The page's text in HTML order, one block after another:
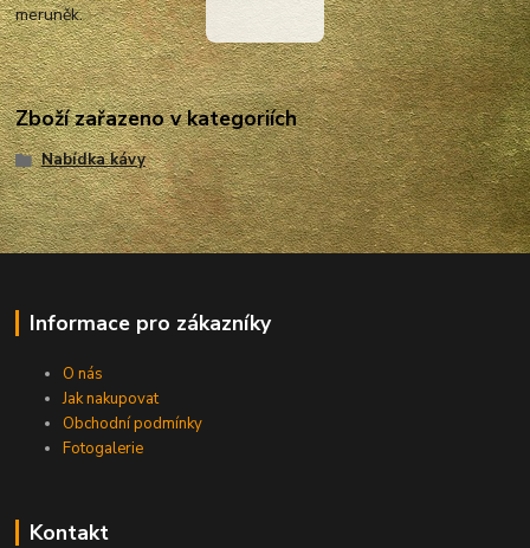
meruněk.
Zboží zařazeno v kategoriích
Nabídka kávy
Informace pro zákazníky
O nás
Jak nakupovat
Obchodní podmínky
Fotogalerie
Kontakt